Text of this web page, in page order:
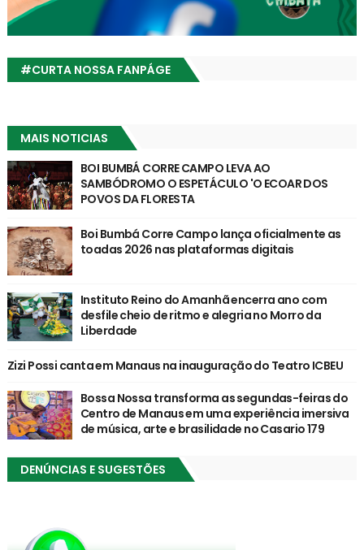
#CURTA NOSSA FANPÁGE
MAIS NOTICIAS
BOI BUMBÁ CORRE CAMPO LEVA AO
SAMBÓDROMO O ESPETÁCULO 'O ECOAR DOS
POVOS DA FLORESTA
Boi Bumbá Corre Campo lança oficialmente as
toadas 2026 nas plataformas digitais
Instituto Reino do Amanhã encerra ano com
desfile cheio de ritmo e alegria no Morro da
Liberdade
Zizi Possi canta em Manaus na inauguração do Teatro ICBEU
Bossa Nossa transforma as segundas-feiras do
Centro de Manaus em uma experiência imersiva
de música, arte e brasilidade no Casario 179
DENÚNCIAS E SUGESTÕES